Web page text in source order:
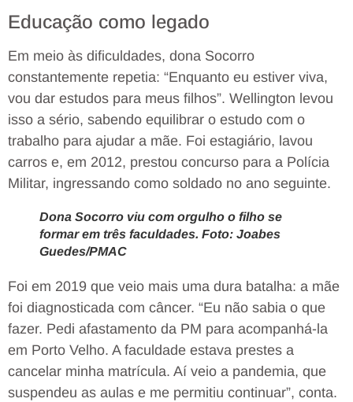
Educação como legado
Em meio às dificuldades, dona Socorro
constantemente repetia: “Enquanto eu estiver viva,
vou dar estudos para meus filhos”. Wellington levou
isso a sério, sabendo equilibrar o estudo com o
trabalho para ajudar a mãe. Foi estagiário, lavou
carros e, em 2012, prestou concurso para a Polícia
Militar, ingressando como soldado no ano seguinte.
Dona Socorro viu com orgulho o filho se
formar em três faculdades. Foto: Joabes
Guedes/PMAC
Foi em 2019 que veio mais uma dura batalha: a mãe
foi diagnosticada com câncer. “Eu não sabia o que
fazer. Pedi afastamento da PM para acompanhá-la
em Porto Velho. A faculdade estava prestes a
cancelar minha matrícula. Aí veio a pandemia, que
suspendeu as aulas e me permitiu continuar”, conta.